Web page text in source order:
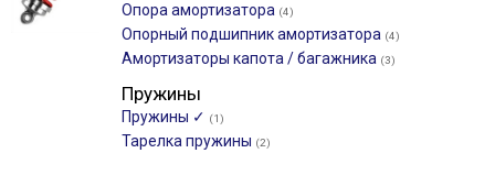
Опора амортизатора (4)
Опорный подшипник амортизатора (4)
Амортизаторы капота / багажника (3)
Пружины
Пружины ✓ (1)
Тарелка пружины (2)